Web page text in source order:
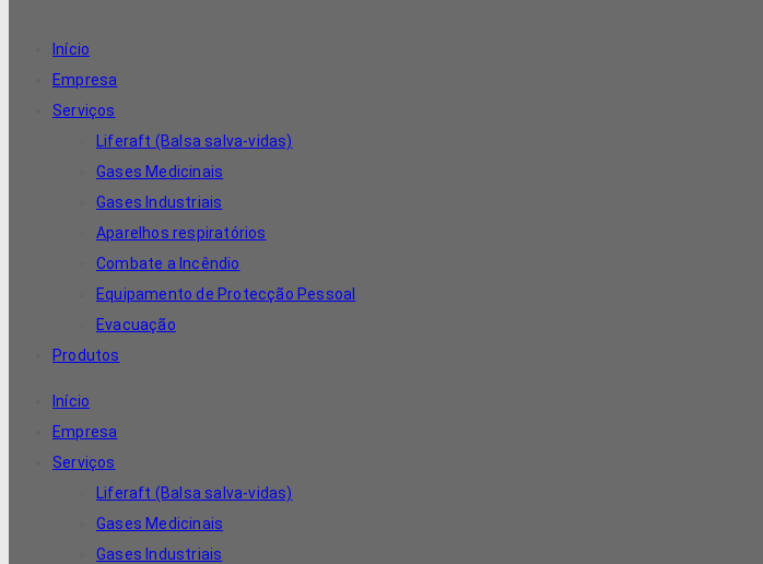
Início
Empresa
Serviços
Liferaft (Balsa salva-vidas)
Gases Medicinais
Gases Industriais
Aparelhos respiratórios
Combate a Incêndio
Equipamento de Protecção Pessoal
Evacuação
Produtos
Início
Empresa
Serviços
Liferaft (Balsa salva-vidas)
Gases Medicinais
Gases Industriais